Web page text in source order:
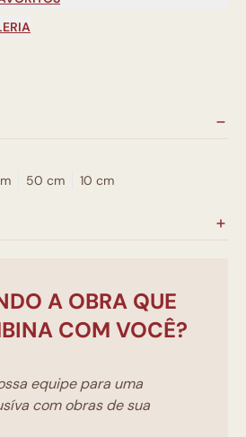
50 cm 10 cm
A OBRA QUE
COM VOCÊ?
equipe para uma
com obras de sua